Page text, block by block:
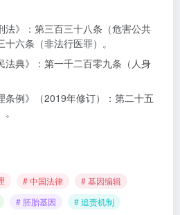
法》：第三百三十八条（危害公共
六条（非法行医罪）。
法典》：第一千二百零九条（人身
条例》（2019年修订）：第二十五
# 中国法律
# 基因编辑
# 胚胎基因 # 追责机制